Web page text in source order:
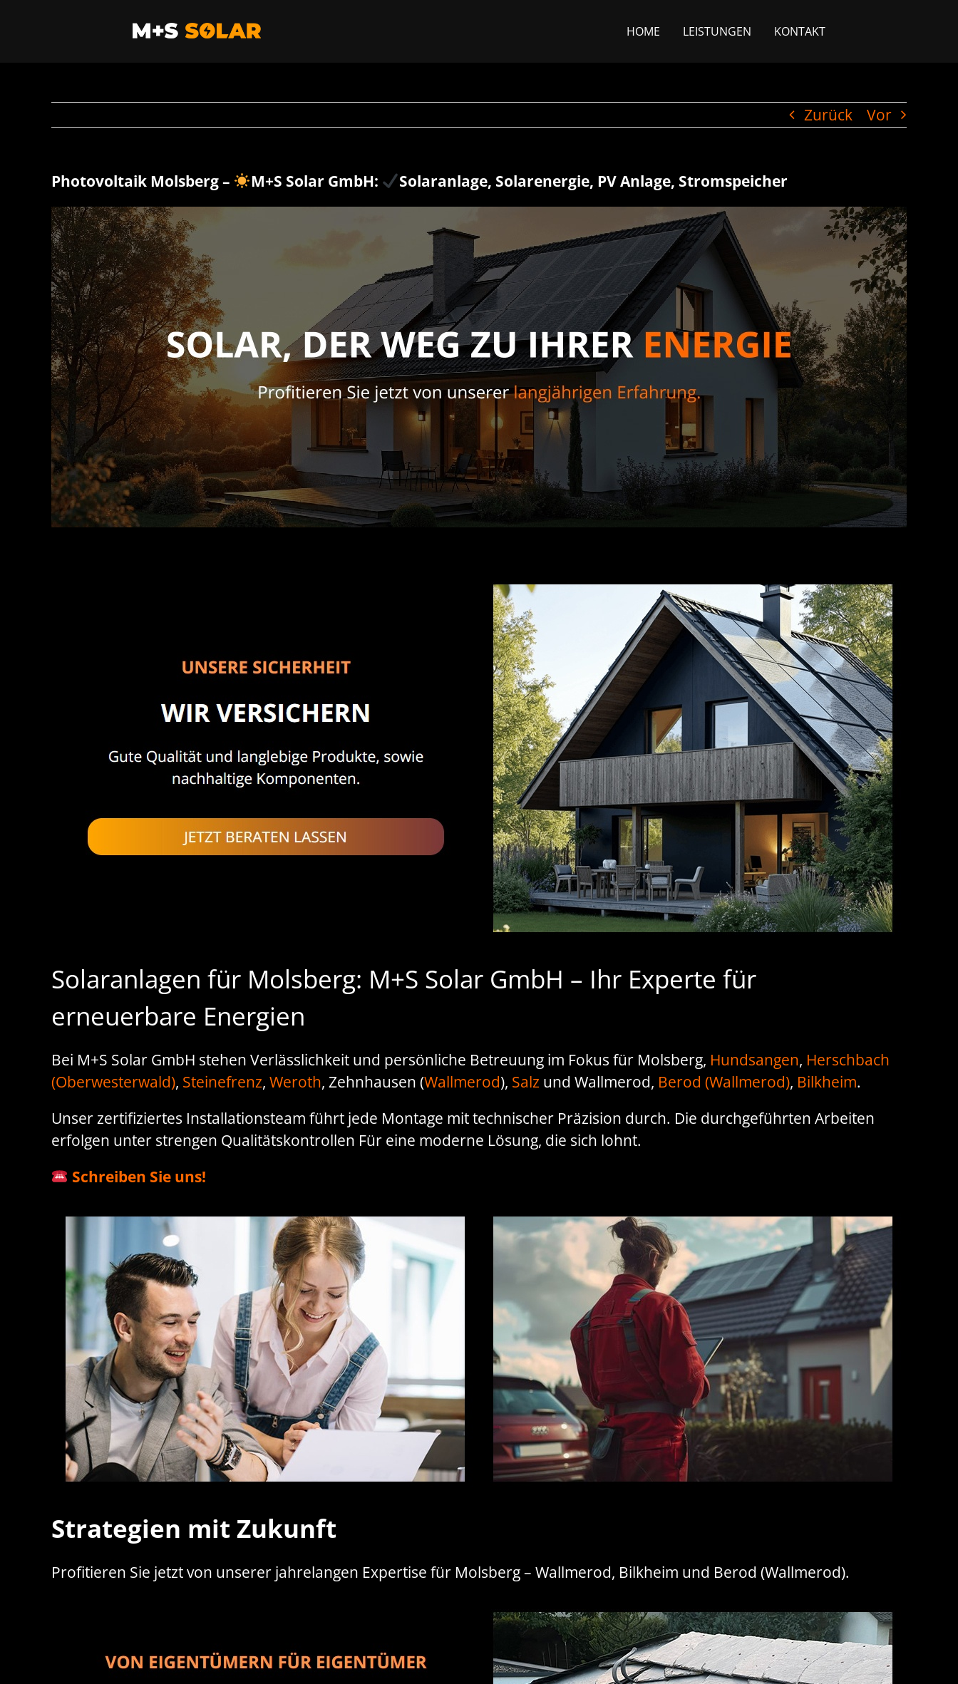
HOME LEISTUNGEN KONTAKT
Zurück Vor
Photovoltaik Molsberg – M+S Solar GmbH: Solaranlage, Solarenergie, PV Anlage, Stromspeicher
Solaranlagen für Molsberg: M+S Solar GmbH – Ihr Experte für
erneuerbare Energien
Bei M+S Solar GmbH stehen Verlässlichkeit und persönliche Betreuung im Fokus für Molsberg, Hundsangen, Herschbach
(Oberwesterwald), Steinefrenz, Weroth, Zehnhausen (Wallmerod), Salz und Wallmerod, Berod (Wallmerod), Bilkheim.
Unser zertifiziertes Installationsteam führt jede Montage mit technischer Präzision durch. Die durchgeführten Arbeiten
erfolgen unter strengen Qualitätskontrollen Für eine moderne Lösung, die sich lohnt.
Schreiben Sie uns!
Strategien mit Zukunft
Profitieren Sie jetzt von unserer jahrelangen Expertise für Molsberg – Wallmerod, Bilkheim und Berod (Wallmerod).